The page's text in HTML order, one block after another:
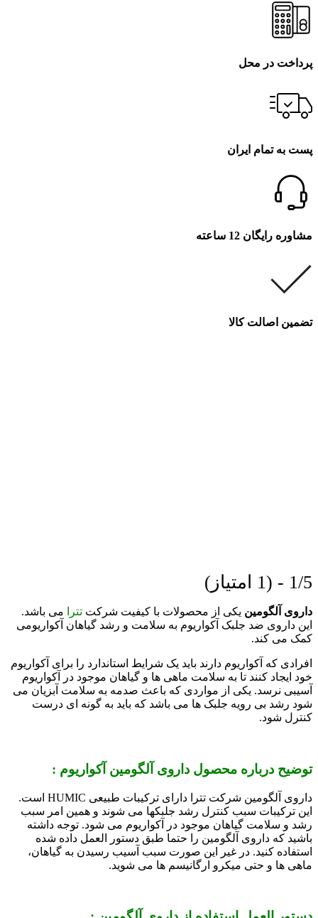
پرداخت در محل
پست به تمام ایران
مشاوره رایگان 12 ساعته
تضمین اصالت کالا
1/5 - (1 امتیاز)
داروی آلگومین یکی از محصولات با کیفیت شرکت تترا
می باشد.
این داروی ضد جلبک آکواریوم به سلامت و رشد گیاهان آکواریومی
کمک می کند.
افرادی که آکواریوم دارند باید یک شرایط استاندارد را برای آکواریوم
خود ایجاد کنند تا به سلامت ماهی ها و گیاهان موجود در آکواریوم
آسیبی نرسد. یکی از مواردی که باعث صدمه به سلامت آبزیان می
شود رشد بی رویه جلبک ها می باشد که باید به گونه ای درست
کنترل شود.
توضیح درباره محصول داروی آلگومین آکواریوم :
داروی آلگومین شرکت تترا دارای ترکیبات طبیعی HUMIC است.
این ترکیبات سبب کنترل رشد جلبکها می شوند و همین امر سبب
رشد و سلامت گیاهان موجود در آکواریوم می شود. توجه داشته
باشید که داروی آلگومین را حتما طبق دستور العمل داده شده
استفاده کنید. در غیر این صورت سبب آسیب رسیدن به گیاهان،
ماهی ها و حتی میکرو ارگانیسم ها می شوید.